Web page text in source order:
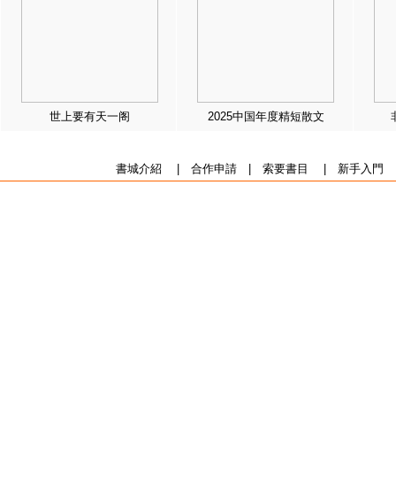
世上要有天一阁 2025中国年度精短散文
書城介紹 合作申請| 索要書目 新手入門